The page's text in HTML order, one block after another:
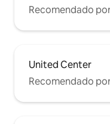
Recomendado
United Center
Recomendado